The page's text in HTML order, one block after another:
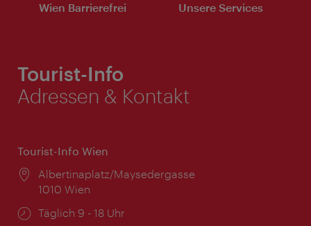
Wien Barrierefrei Unsere Services
Tourist-Info
Adressen & Kontakt
Tourist-Info Wien
Ort:
Albertinaplatz/Maysedergasse
1010 Wien
Öffnungszeiten:
Täglich 9 - 18 Uhr